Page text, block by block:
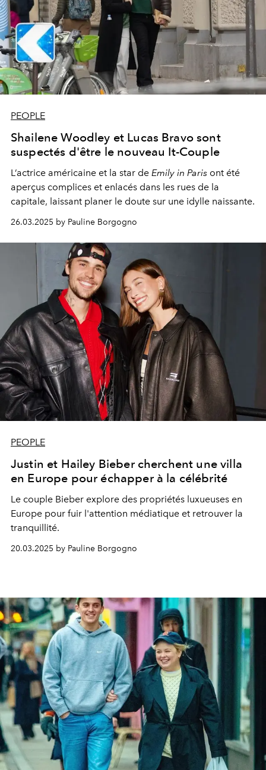
PEOPLE
Shailene Woodley et Lucas Bravo sont
suspectés d'être le nouveau It-Couple
L’actrice américaine et la star de Emily in Paris ont été
aperçus complices et enlacés dans les rues de la
capitale, laissant planer le doute sur une idylle naissante.
26.03.2025 by Pauline Borgogno
PEOPLE
Justin et Hailey Bieber cherchent une villa
en Europe pour échapper à la célébrité
Le couple Bieber explore des propriétés luxueuses en
Europe pour fuir l'attention médiatique et retrouver la
tranquillité.
20.03.2025 by Pauline Borgogno